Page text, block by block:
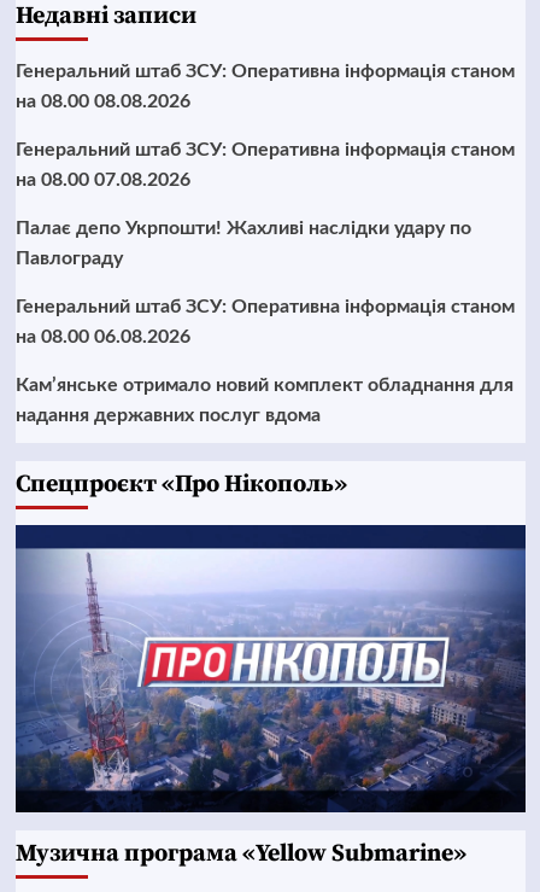
Недавні записи
Генеральний штаб ЗСУ: Оперативна інформація станом
на 08.00 08.08.2026
Генеральний штаб ЗСУ: Оперативна інформація станом
на 08.00 07.08.2026
Палає депо Укрпошти! Жахливі наслідки удару по
Павлограду
Генеральний штаб ЗСУ: Оперативна інформація станом
на 08.00 06.08.2026
Кам’янське отримало новий комплект обладнання для
надання державних послуг вдома
Cпецпроєкт «Про Нікополь»
Музична програма «Yellow Submarine»